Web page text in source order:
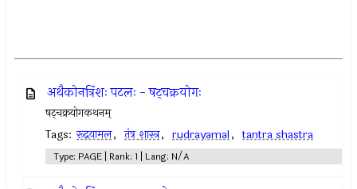
अथैकोनत्रिंशः पटलः - षट्‍चक्रयोगः
षट्‍चक्रयोगकथनम्
Tags: रूद्रयामल, तंत्र शास्त्र, rudrayamal, tantra shastra
Type: PAGE | Rank: 1 | Lang: N/A